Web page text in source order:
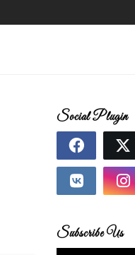
Social Plugin
Subscribe Us